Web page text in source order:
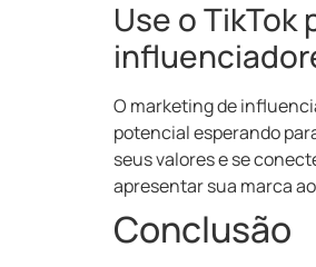
Use o
O marketing de
potencial esperando
seus valores e se
apresentar sua marca
Conclusão